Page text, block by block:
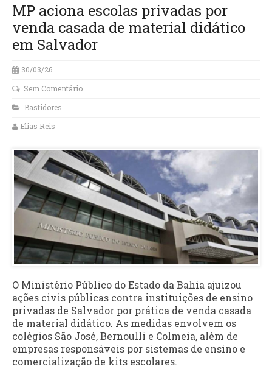
MP aciona escolas privadas por
venda casada de material didático
em Salvador
30/03/26
Sem Comentário
Bastidores
Elias Reis
O Ministério Público do Estado da Bahia ajuizou
ações civis públicas contra instituições de ensino
privadas de Salvador por prática de venda casada
de material didático. As medidas envolvem os
colégios São José, Bernoulli e Colmeia, além de
empresas responsáveis por sistemas de ensino e
comercialização de kits escolares.